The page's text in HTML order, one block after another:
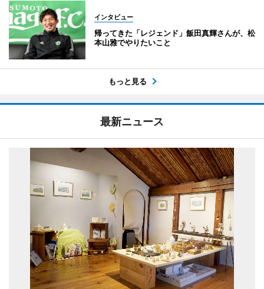
インタビュー
帰ってきた「レジェンド」飯田真輝さんが、松
本山雅でやりたいこと
もっと見る
最新ニュース